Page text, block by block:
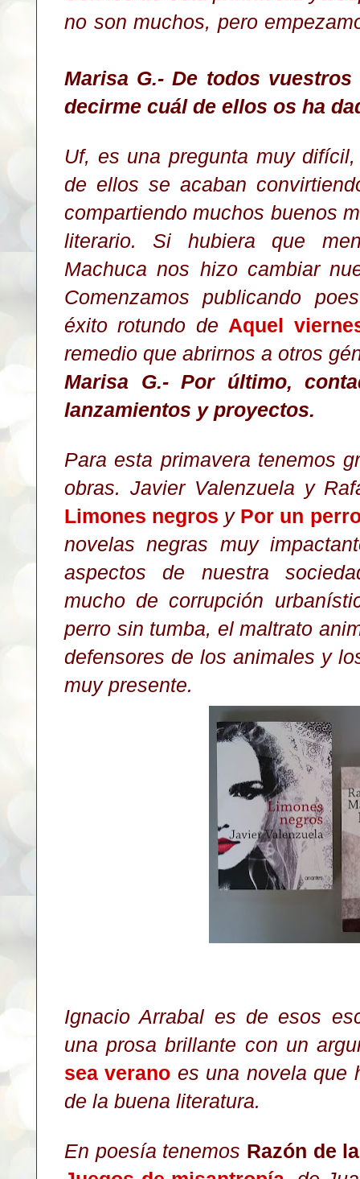
no son muchos, pero
Marisa G.- De todos
decirme cuál de ellos os ha
Uf, es una pregunta muy
de ellos se acaban
compartiendo muchos buenos
literario. Si hubiera que
Machuca nos hizo cambiar
Comenzamos publicando
éxito rotundo de Aquel
remedio que abrirnos a otros
Marisa G.- Por último,
lanzamientos y proyectos.
Para esta primavera tenemos
obras. Javier Valenzuela y
Limones negros y Por un
novelas negras muy
aspectos de nuestra
mucho de corrupción
perro sin tumba, el maltrato
defensores de los animales y
muy presente.
Ignacio Arrabal es de esos
una prosa brillante con un
sea verano es una novela que
de la buena literatura.
En poesía tenemos Razón de